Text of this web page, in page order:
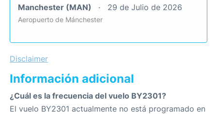
Manchester (MAN) 29 de Julio de 2026
Aeropuerto de Mánchester
Disclaimer
Información adicional
¿Cuál es la frecuencia del vuelo BY2301?
El vuelo BY2301 actualmente no está programado en